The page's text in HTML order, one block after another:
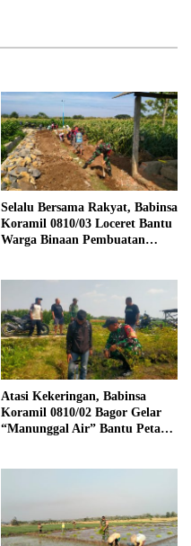
Selalu Bersama Rakyat, Babinsa
Koramil 0810/03 Loceret Bantu
Warga Binaan Pembuatan
Atasi Kekeringan, Babinsa
Koramil 0810/02 Bagor Gelar
“Manunggal Air” Bantu Petani